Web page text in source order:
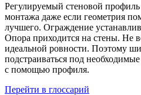
Регулируемый стеновой профиль
монтажа даже если геометрия
лучшего. Ограждение
Опора приходится на стены. Не
идеальной ровности. Поэтому
подстраиваться под
с помощью профиля.
Перейти в глоссарий